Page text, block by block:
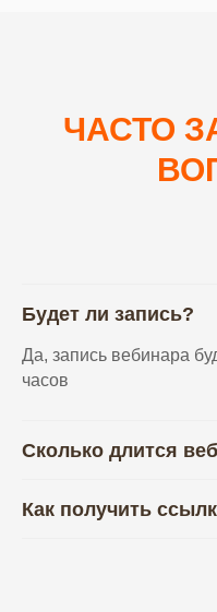
ЧАСТО
Будет ли запись?
Да, запись вебинара
часов
Сколько длится
Как получить